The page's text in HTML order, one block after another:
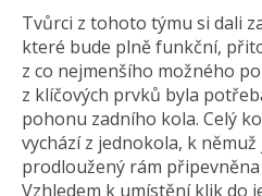
Tvůrci z tohoto týmu si dali
které bude plně funkční,
z co nejmenšího možného
z klíčových prvků byla
pohonu zadního kola. Celý
vychází z jednokola, k
prodloužený rám
Vzhledem k umístění klik do